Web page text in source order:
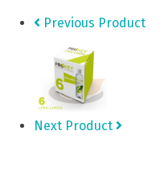
Previous Product
Next Product